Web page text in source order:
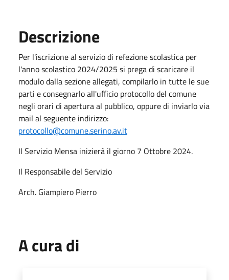
Descrizione
Per l'iscrizione al servizio di refezione scolastica per
l'anno scolastico 2024/2025 si prega di scaricare il
modulo dalla sezione allegati, compilarlo in tutte le sue
parti e consegnarlo all'ufficio protocollo del comune
negli orari di apertura al pubblico, oppure di inviarlo via
mail al seguente indirizzo:
protocollo@comune.serino.av.it
Il Servizio Mensa inizierà il giorno 7 Ottobre 2024.
Il Responsabile del Servizio
Arch. Giampiero Pierro
A cura di